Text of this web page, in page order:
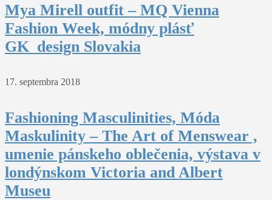
Mya Mirell outfit – MQ Vienna
Fashion Week, módny plásť
GK_design Slovakia
17. septembra 2018
Fashioning Masculinities, Móda
Maskulinity – The Art of Menswear ,
umenie pánskeho oblečenia, výstava v
londýnskom Victoria and Albert
Museu